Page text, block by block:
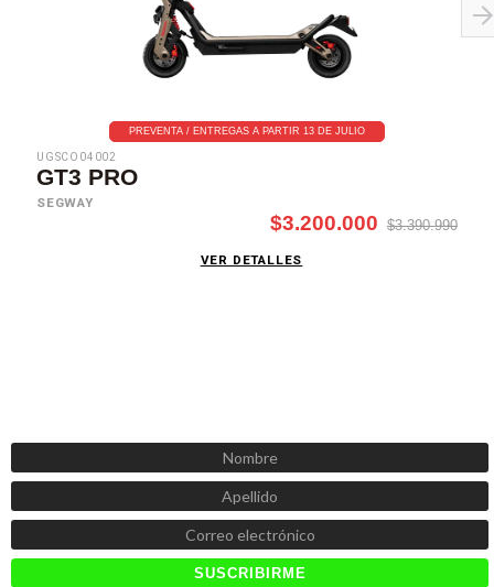
PREVENTA / ENTREGAS A PARTIR 13 DE JULIO
UGSCO04002
GT3 PRO
SEGWAY
$3.200.000 $3.390.990
VER DETALLES